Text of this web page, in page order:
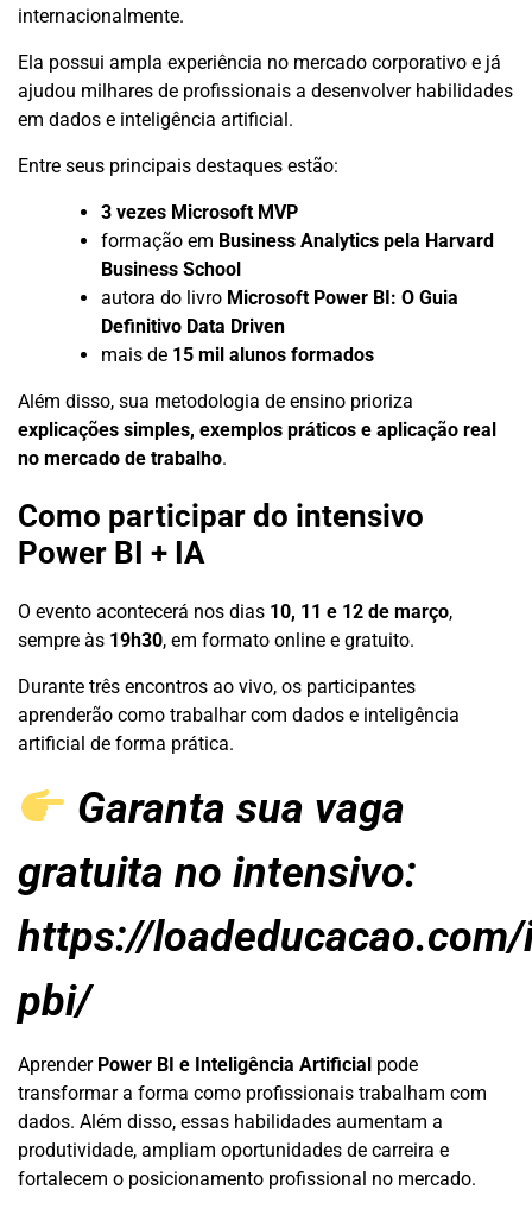
internacionalmente.
Ela possui ampla experiência no mercado corporativo e já
ajudou milhares de profissionais a desenvolver habilidades
em dados e inteligência artificial.
Entre seus principais destaques estão:
3 vezes Microsoft MVP
formação em Business Analytics pela Harvard
Business School
autora do livro Microsoft Power BI: O Guia
Definitivo Data Driven
mais de 15 mil alunos formados
Além disso, sua metodologia de ensino prioriza
explicações simples, exemplos práticos e aplicação real
no mercado de trabalho.
Como participar do intensivo
Power BI + IA
O evento acontecerá nos dias 10, 11 e 12 de março,
sempre às 19h30, em formato online e gratuito.
Durante três encontros ao vivo, os participantes
aprenderão como trabalhar com dados e inteligência
artificial de forma prática.
Garanta sua vaga
gratuita no intensivo:
https://
pbi/
Aprender Power BI e Inteligência Artificial pode
transformar a forma como profissionais trabalham com
dados. Além disso, essas habilidades aumentam a
produtividade, ampliam oportunidades de carreira e
fortalecem o posicionamento profissional no mercado.